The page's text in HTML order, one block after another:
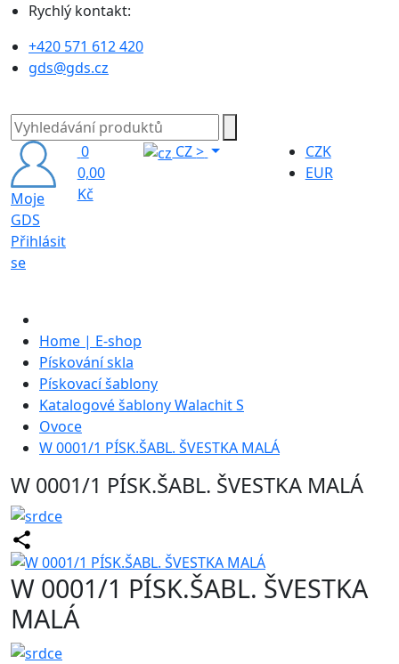
Rychlý kontakt:
+420 571 612 420
gds@gds.cz
Moje
GDS
Přihlásit
se
0
0,00
Kč
CZ>
CZK
EUR
Home | E-shop
Pískování skla
Pískovací šablony
Katalogové šablony Walachit S
Ovoce
W 0001/1 PÍSK.ŠABL. ŠVESTKA MALÁ
W 0001/1 PÍSK.ŠABL. ŠVESTKA MALÁ
W 0001/1 PÍSK.ŠABL. ŠVESTKA
MALÁ